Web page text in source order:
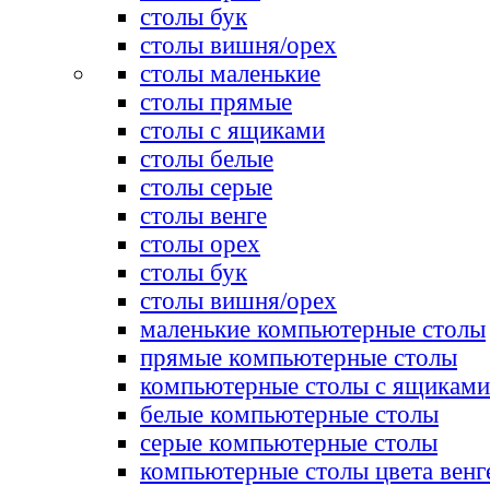
столы бук
столы вишня/орех
столы маленькие
столы прямые
столы с ящиками
столы белые
столы серые
столы венге
столы орех
столы бук
столы вишня/орех
маленькие компьютерные столы
прямые компьютерные столы
компьютерные столы с ящиками
белые компьютерные столы
серые компьютерные столы
компьютерные столы цвета